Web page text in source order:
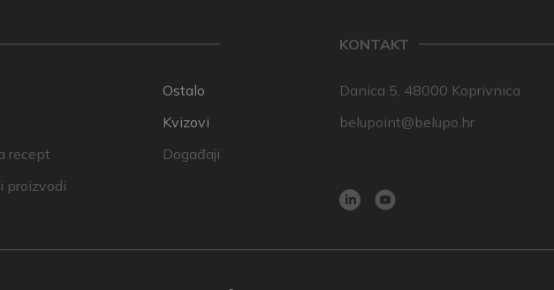
recept
proizvodi
Ostalo
Kvizovi
Događaji
KONTAKT
Danica 5, 48000 Koprivnica
belupoint@belupo.hr